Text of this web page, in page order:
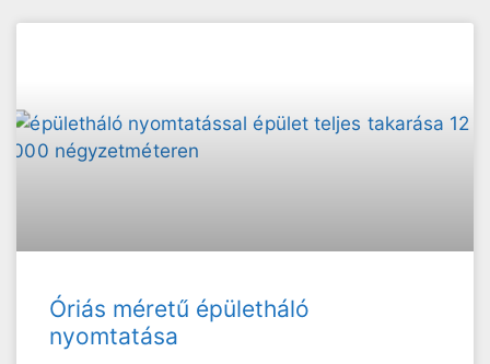
Óriás méretű épületháló
nyomtatása